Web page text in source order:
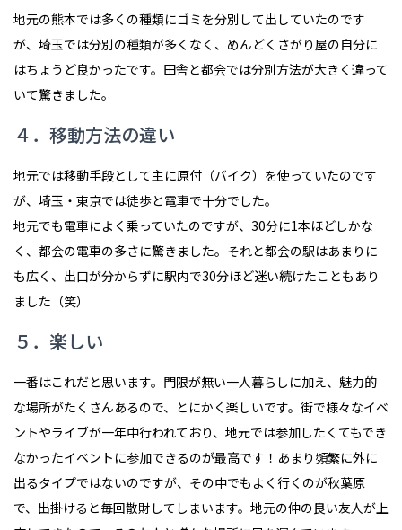
地元の熊本では多くの種類にゴミを分別して出していたのです
が、埼玉では分別の種類が多くなく、めんどくさがり屋の自分に
はちょうど良かったです。田舎と都会では分別方法が大きく違って
いて驚きました。
４．移動方法の違い
地元では移動手段として主に原付（バイク）を使っていたのです
が、埼玉・東京では徒歩と電車で十分でした。
地元でも電車によく乗っていたのですが、30分に1本ほどしかな
く、都会の電車の多さに驚きました。それと都会の駅はあまりに
も広く、出口が分からずに駅内で30分ほど迷い続けたこともあり
ました（笑）
５．楽しい
一番はこれだと思います。門限が無い一人暮らしに加え、魅力的
な場所がたくさんあるので、とにかく楽しいです。街で様々なイベ
ントやライブが一年中行われており、地元では参加したくてもでき
なかったイベントに参加できるのが最高です！あまり頻繁に外に
出るタイプではないのですが、その中でもよく行くのが秋葉原
で、出掛けると毎回散財してしまいます。地元の仲の良い友人が上